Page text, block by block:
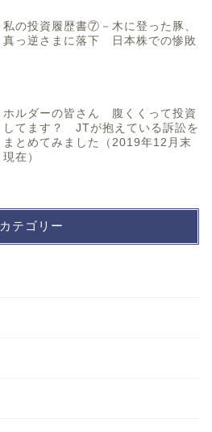
私の投資履歴書⑦－木に登った豚、
真っ逆さまに落下 日本株での惨敗
ホルダーの皆さん 腹くくって投資
してます？ JTが抱えている訴訟を
まとめてみました（2019年12月末
現在）
カテゴリー